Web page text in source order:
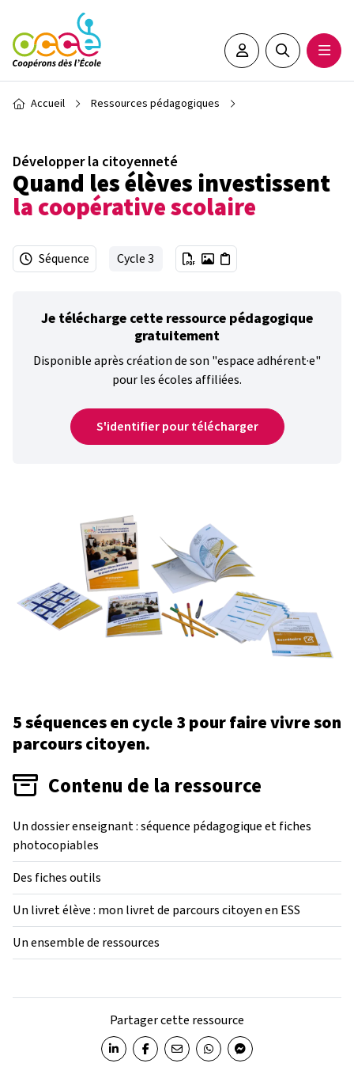
Aller au contenu principal
Espace adhérent•e
Rechercher
Fil d'Ariane
Accueil Ressources pédagogiques
Développer la citoyenneté
Quand les élèves investissent
la coopérative scolaire
Séquence Cycle 3
5 séquences en cycle 3 pour faire vivre son
parcours citoyen.
Contenu de la ressource
Un dossier enseignant : séquence pédagogique et fiches
photocopiables
Des fiches outils
Un livret élève : mon livret de parcours citoyen en ESS
Un ensemble de ressources
Je télécharge cette ressource pédagogique
gratuitement
Disponible après création de son "espace adhérent·e"
pour les écoles affiliées.
S'identifier pour télécharger
Partager cette ressource
Partager sur LinkedIn
Partager sur Facebook
Partager par email
Partager sur WhatsApp
Partager sur Messenger